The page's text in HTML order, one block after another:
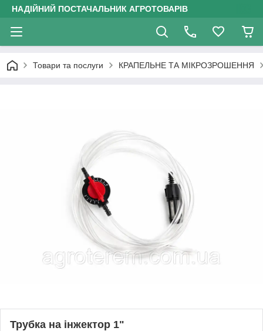
НАДІЙНИЙ ПОСТАЧАЛЬНИК АГРОТОВАРІВ
Товари та послуги КРАПЕЛЬНЕ ТА МІКРОЗРОШЕННЯ
Трубка на інжектор 1"